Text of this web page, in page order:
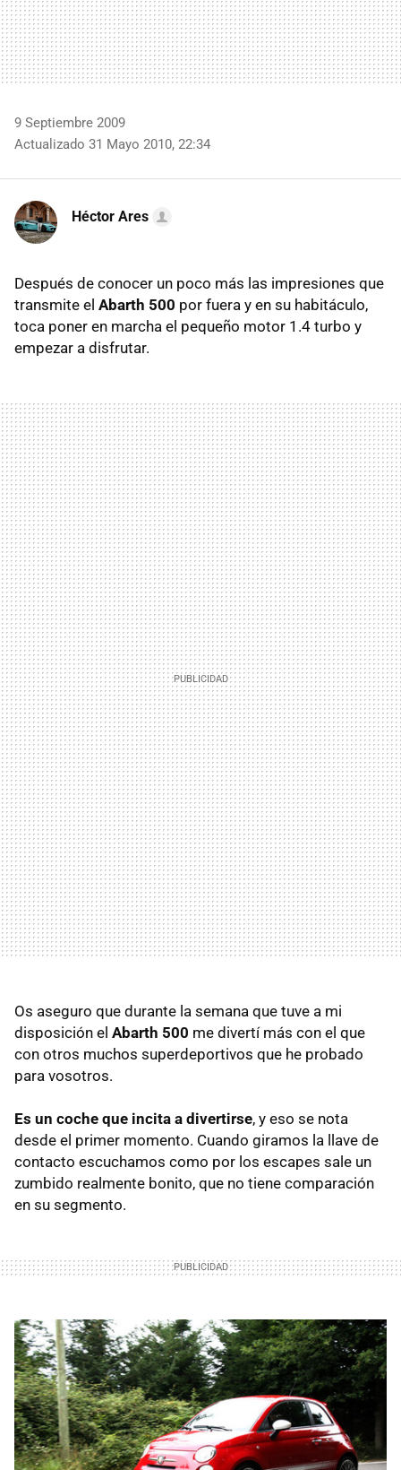
9 Septiembre 2009
Actualizado 31 Mayo 2010, 22:34
Héctor Ares
Después de conocer un poco más las impresiones que
transmite el Abarth 500 por fuera y en su habitáculo,
toca poner en marcha el pequeño motor 1.4 turbo y
empezar a disfrutar.
Os aseguro que durante la semana que tuve a mi
disposición el Abarth 500 me divertí más con el que
con otros muchos superdeportivos que he probado
para vosotros.
Es un coche que incita a divertirse, y eso se nota
desde el primer momento. Cuando giramos la llave de
contacto escuchamos como por los escapes sale un
zumbido realmente bonito, que no tiene comparación
en su segmento.